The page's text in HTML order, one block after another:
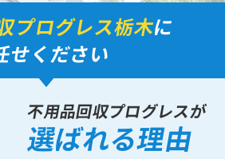
プログレス栃木に
せください
不用品回収プログレスが
選ばれる理由